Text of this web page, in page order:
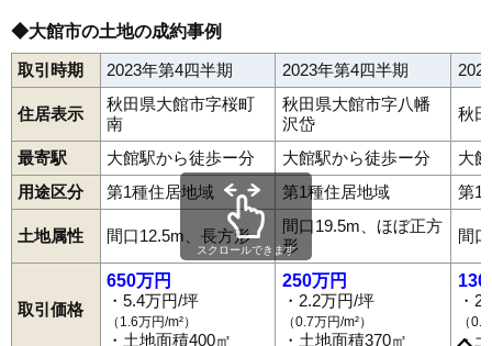
◆大館市の土地の成約事例
取引時期 2023年第4四半期 2023年第4四半期
住居表示
秋田県大館市字桜町
南
秋田県大館市字八幡
沢岱
秋
最寄駅 大館駅から徒歩ー分 大館駅から徒歩ー分
大
用途区分
第1種住居地域 第1種住居地域 第1
土地属性 間口12.5m、長方形
間口19.5m、ほぼ正方
形
間
取引価格
650万円
・5.4万円/坪
（1.6万円/m²）
・土地面積400㎡
250万円
・2.2万円/坪
（0.7万円/m²）
・土地面積370㎡
130
・
（
・
スクロールできます
相染沢中岱 赤館町有浦 泉町出川岩瀬
大館御成町粕田 金坂上代野柄沢